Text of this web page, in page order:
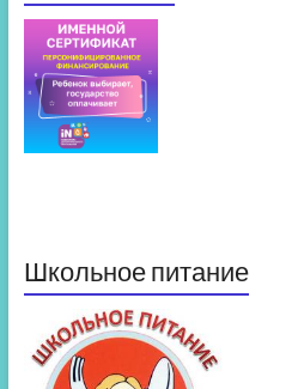
Школьное питание